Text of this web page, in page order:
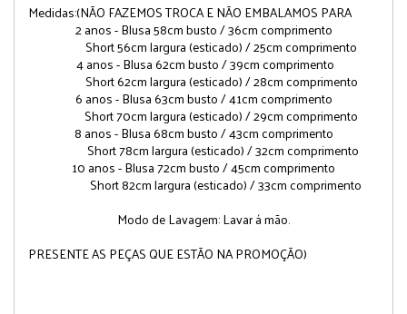
Medidas:
2 anos - Blusa 58cm busto / 36cm comprimento
Short 56cm largura (esticado) / 25cm comprimento
4 anos - Blusa 62cm busto / 39cm comprimento
Short 62cm largura (esticado) / 28cm comprimento
6 anos - Blusa 63cm busto / 41cm comprimento
Short 70cm largura (esticado) / 29cm comprimento
8 anos - Blusa 68cm busto / 43cm comprimento
Short 78cm largura (esticado) / 32cm comprimento
10 anos - Blusa 72cm busto / 45cm comprimento
Short 82cm largura (esticado) / 33cm comprimento
Modo de Lavagem: Lavar á mão.
(NÃO FAZEMOS TROCA E NÃO EMBALAMOS PARA
PRESENTE AS PEÇAS QUE ESTÃO NA PROMOÇÃO)